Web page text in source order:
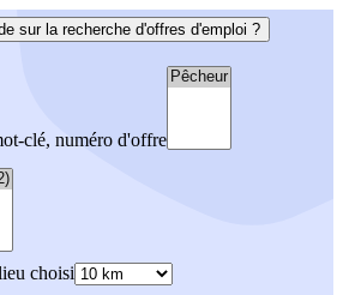
sur la recherche d'offres d'emploi ?
clé, numéro d'offre
choisi